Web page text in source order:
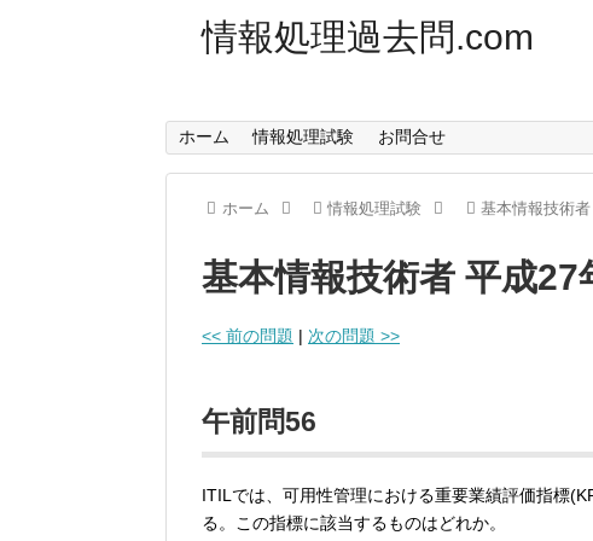
情報処理過去問.com
ホーム 情報処理試験 お問合せ
ホーム 情報処理試験 基本情報技術者
基本情報技術者 平成27
<< 前の問題 | 次の問題 >>
午前問56
ITILでは、可用性管理における重要業績評価指標
る。この指標に該当するものはどれか。